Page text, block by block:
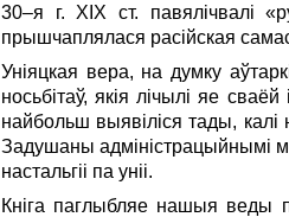
30–я г. ХІХ ст. павялічвалі
прышчаплялася расійская
Уніяцкая вера, на думку
носьбітаў, якія лічылі яе
найбольш выявіліся тады, калі
Задушаны адміністрацыйнымі
настальгіі па уніі.
Кніга паглыбляе нашыя веды